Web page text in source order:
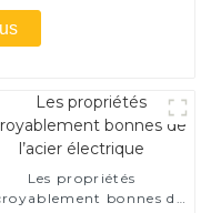
Les propriétés
bonnes de